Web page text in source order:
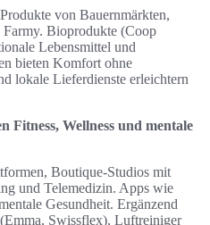
von Bauernmärkten,
Bioprodukte (Coop
Lebensmittel und
bieten Komfort ohne
lokale Lieferdienste erleichtern
Fitness, Wellness und mentale
Boutique‑Studios mit
und Telemedizin. Apps wie
Gesundheit. Ergänzend
Swissflex), Luftreiniger